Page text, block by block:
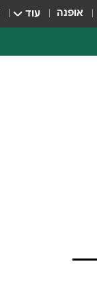
אופנה עוד